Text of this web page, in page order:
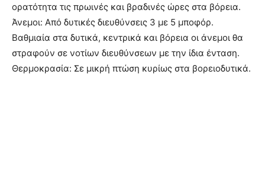
ορατότητα τις πρωινές και βραδινές ώρες στα βόρεια.
Άνεμοι: Από δυτικές διευθύνσεις 3 με 5 μποφόρ.
Βαθμιαία στα δυτικά, κεντρικά και βόρεια οι άνεμοι θα
στραφούν σε νοτίων διευθύνσεων με την ίδια ένταση.
Θερμοκρασία: Σε μικρή πτώση κυρίως στα βορειοδυτικά.